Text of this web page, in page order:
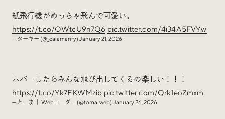
紙飛行機がめっちゃ飛んで可愛い。
https://t.co/OWtcU9n7Q6 pic.twitter.com/4i34A5FVYw
— ターキー (@_calamarify) January 21, 2026
ホバーしたらみんな飛び出してくるの楽しい！！！
https://t.co/Yk7FKWMzib pic.twitter.com/Qrk1eoZmxm
— とーま ｜ Webコーダー (@toma_web) January 26, 2026